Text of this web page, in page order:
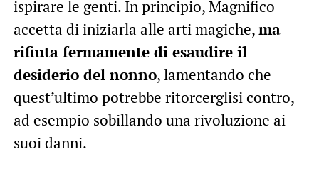
ispirare le genti. In principio, Magnifico
accetta di iniziarla alle arti magiche,ma
rifiuta fermamente di esaudire il
desiderio del nonno, lamentando che
quest’ultimo potrebbe ritorcerglisi contro,
ad esempio sobillando una rivoluzione ai
suoi danni.